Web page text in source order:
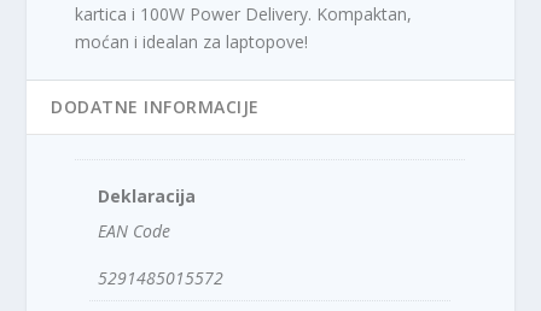
kartica i 100W Power Delivery. Kompaktan,
moćan i idealan za laptopove!
DODATNE INFORMACIJE
Deklaracija
EAN Code
5291485015572